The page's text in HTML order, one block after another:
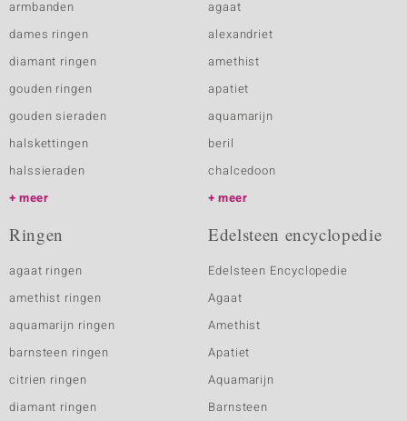
armbanden
dames ringen
diamant ringen
gouden ringen
gouden sieraden
halskettingen
halssieraden
meer
agaat
alexandriet
amethist
apatiet
aquamarijn
beril
chalcedoon
meer
Ringen
agaat ringen
amethist ringen
aquamarijn ringen
barnsteen ringen
citrien ringen
diamant ringen
Edelsteen encyclopedie
Edelsteen Encyclopedie
Agaat
Amethist
Apatiet
Aquamarijn
Barnsteen